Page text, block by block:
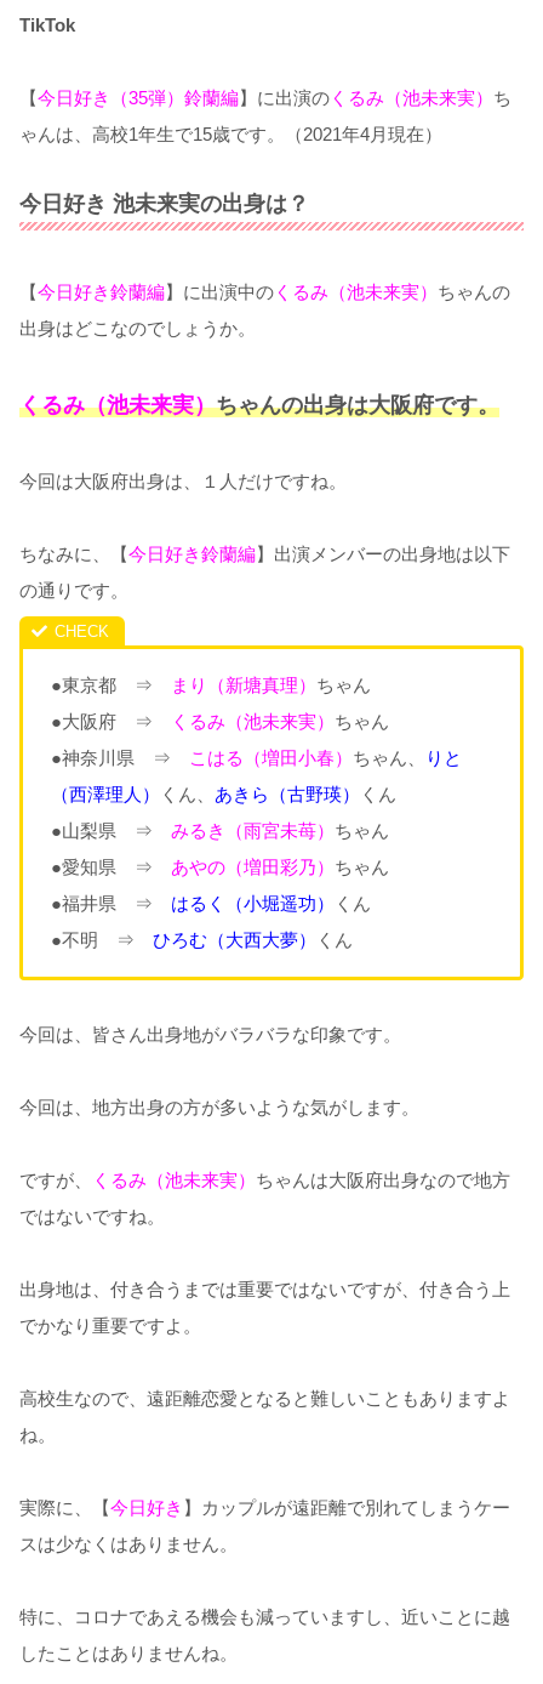
TikTok
【今日好き（35弾）鈴蘭編】に出演の くるみ（池未来実） ち
ゃんは、高校1年生で15歳です。（2021年4月現在）
今日好き 池未来実の出身は？
【今日好き鈴蘭編】に出演中の くるみ（池未来実） ちゃんの
出身はどこなのでしょうか。
くるみ（池未来実）ちゃんの出身は大阪府です。
今回は大阪府出身は、１人だけですね。
ちなみに、【今日好き鈴蘭編】出演メンバーの出身地は以下
の通りです。
●東京都 ⇒ まり（新塘真理） ちゃん
●大阪府 ⇒
くるみ（池未来実） ちゃん
●神奈川県 ⇒
こはる（増田小春） ちゃん、
りと
（西澤理人）
くん、 あきら（古野瑛）
くん
●山梨県 ⇒ みるき（雨宮未苺） ちゃん
●愛知県 ⇒ あやの（増田彩乃） ちゃん
●福井県 ⇒ はるく（小堀遥功）
くん
●不明 ⇒ ひろむ（大西大夢） くん
今回は、皆さん出身地がバラバラな印象です。
今回は、地方出身の方が多いような気がします。
ですが、 くるみ（池未来実） ちゃんは大阪府出身なので地方
ではないですね。
出身地は、付き合うまでは重要ではないですが、付き合う上
でかなり重要ですよ。
高校生なので、遠距離恋愛となると難しいこともありますよ
ね。
実際に、【今日好き 】カップルが遠距離で別れてしまうケー
スは少なくはありません。
特に、コロナであえる機会も減っていますし、近いことに越
したことはありませんね。